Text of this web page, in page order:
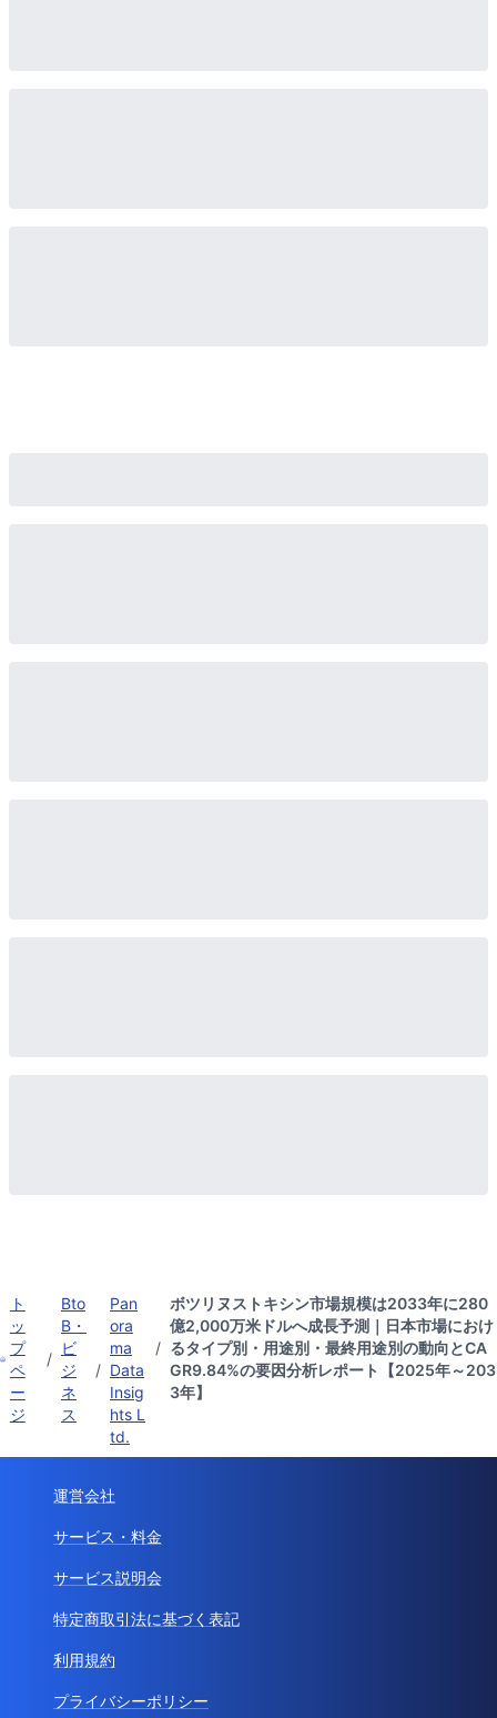
ト
ッ
プ
ペ
ー
ジ
/
Bto
B・
ビ
ジ
ネ
ス
/
Pan
ora
ma
Data
Insig
hts L
td.
/
ボツリヌストキシン市場規模は2033年に280
億2,000万米ドルへ成長予測｜日本市場におけ
るタイプ別・用途別・最終用途別の動向とCA
GR9.84%の要因分析レポート【2025年～203
3年】
運営会社
サービス・料金
サービス説明会
特定商取引法に基づく表記
利用規約
プライバシーポリシー